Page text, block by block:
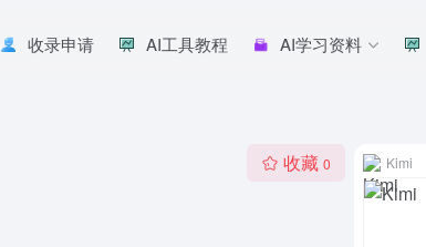
收录申请 AI工具教程 AI学习资料
收藏 0 Kimi